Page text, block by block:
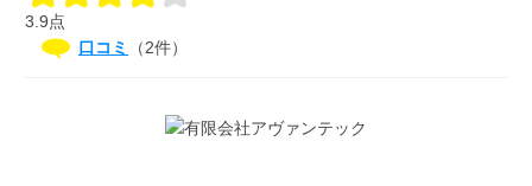
3.9点
口コミ
（2件）